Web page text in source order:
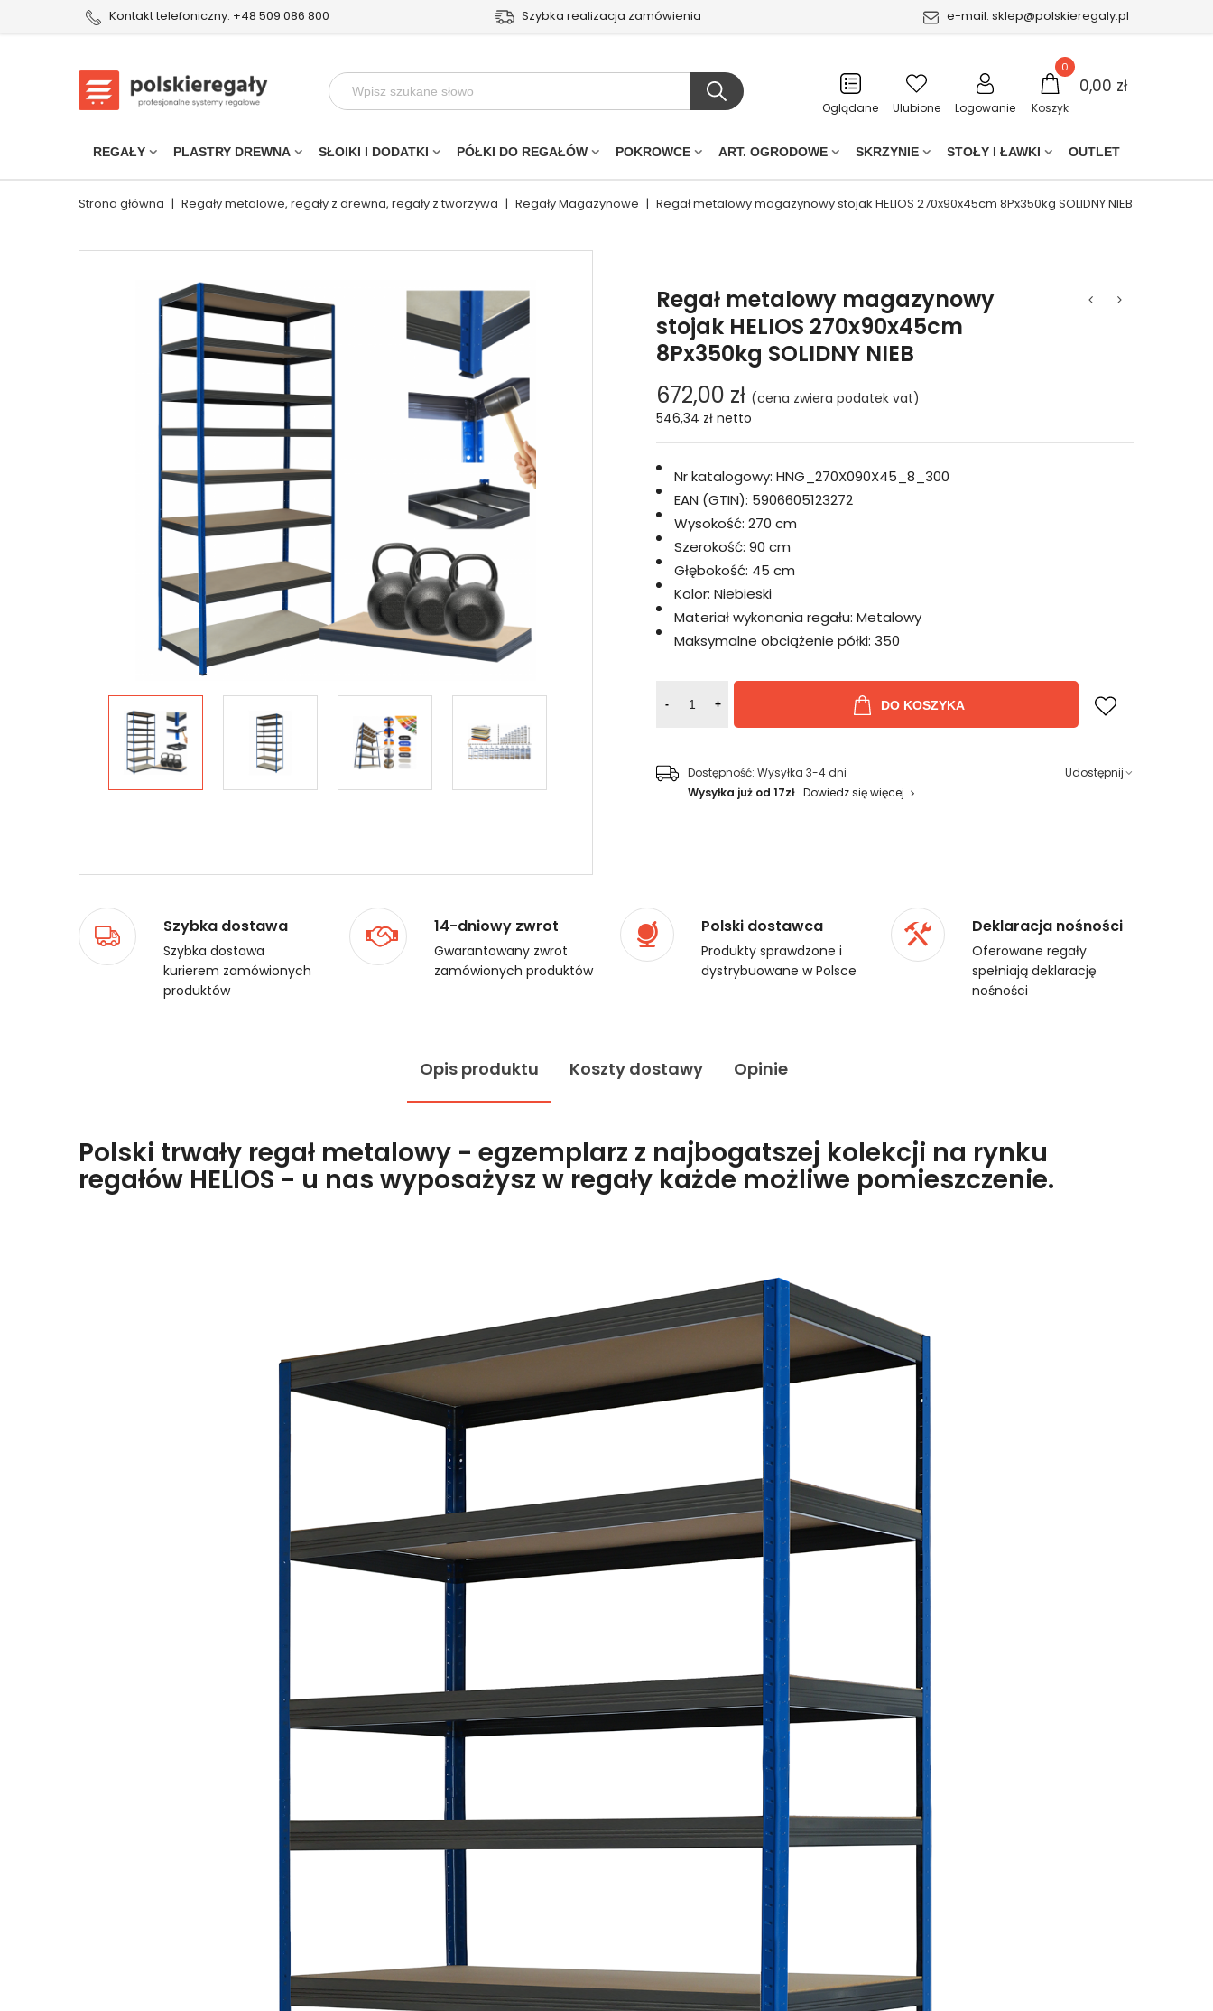
Kontakt telefoniczny: +48 509 086 800 Szybka realizacja zamówienia e-mail: sklep@polskieregaly.pl
Oglądane Ulubione Logowanie Koszyk
0
0,00 zł
REGAŁY PLASTRY DREWNA SŁOIKI I DODATKI PÓŁKI DO REGAŁÓW POKROWCE ART. OGRODOWE SKRZYNIE STOŁY I ŁAWKI OUTLET
Strona główna | Regały metalowe, regały z drewna, regały z tworzywa | Regały Magazynowe | Regał metalowy magazynowy stojak HELIOS 270x90x45cm 8Px350kg SOLIDNY NIEB
Regał metalowy magazynowy
stojak HELIOS 270x90x45cm
8Px350kg SOLIDNY NIEB
672,00 zł (cena zwiera podatek vat)
546,34 zł netto
Nr katalogowy: HNG_270X090X45_8_300
EAN (GTIN): 5906605123272
Wysokość: 270 cm
Szerokość: 90 cm
Głębokość: 45 cm
Kolor: Niebieski
Materiał wykonania regału: Metalowy
Maksymalne obciążenie półki: 350
- + DO KOSZYKA
Dostępność: Wysyłka 3-4 dni
Wysyłka już od 17zł Dowiedz się więcej
Udostępnij
Szybka dostawa
Szybka dostawa
kurierem zamówionych
produktów
14-dniowy zwrot
Gwarantowany zwrot
zamówionych produktów
Polski dostawca
Produkty sprawdzone i
dystrybuowane w Polsce
Deklaracja nośności
Oferowane regały
spełniają deklarację
nośności
Opis produktu Koszty dostawy Opinie
Polski trwały regał metalowy - egzemplarz z najbogatszej kolekcji na rynku
regałów HELIOS - u nas wyposażysz w regały każde możliwe pomieszczenie.